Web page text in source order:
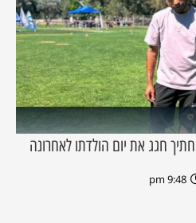
חגג את יום הולדתו לאחרונה
9:48 pm